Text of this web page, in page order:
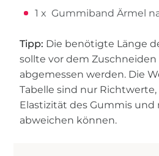
1 x Gummiband Ärmel
Tipp: Die benötigte Länge
sollte vor dem Zuschneiden
abgemessen werden. Die
Tabelle sind nur Richtwerte,
Elastizität des Gummis und
abweichen können.